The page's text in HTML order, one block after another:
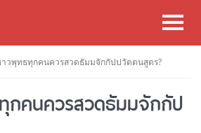
วพุทธทุกคนควรสวดธัมมจักกัปปวัตตนสูตร?
กคนควรสวดธัมมจักกัป